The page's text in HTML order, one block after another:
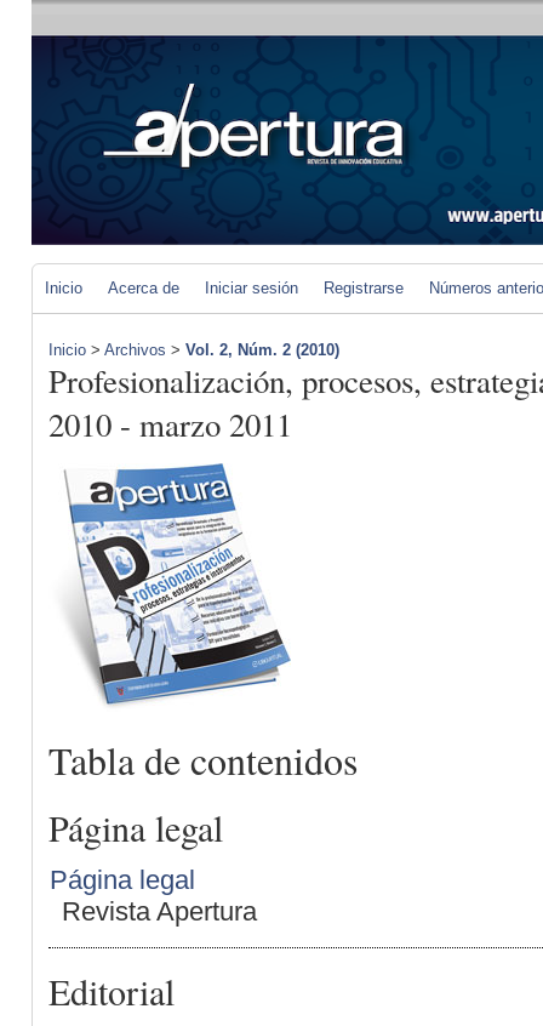
Inicio Acerca de Iniciar sesión Registrarse Números
Inicio > Archivos > Vol. 2, Núm. 2 (2010)
Profesionalización, procesos,
2010 - marzo 2011
Tabla de contenidos
Página legal
Página legal
Revista Apertura
Editorial